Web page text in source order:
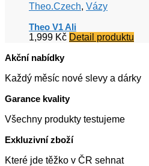
Theo.Czech, Vázy
Theo V1 Ali
1,999 Kč Detail produktu
Akční nabídky
Každý měsíc nové slevy a dárky
Garance kvality
Všechny produkty testujeme
Exkluzivní zboží
Které jde těžko v ČR sehnat